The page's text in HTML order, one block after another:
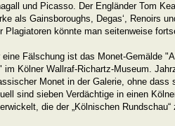
und Picasso. Der Engländer Tom
als Gainsboroughs, Degas‘, Renoirs
Plagiatoren könnte man seitenweise
Fälschung ist das Monet-Gemälde
im Kölner Wallraf-Richartz-Museum.
Monet in der Galerie, ohne dass
sind sieben Verdächtige in einen
die der „Kölnischen Rundschau“